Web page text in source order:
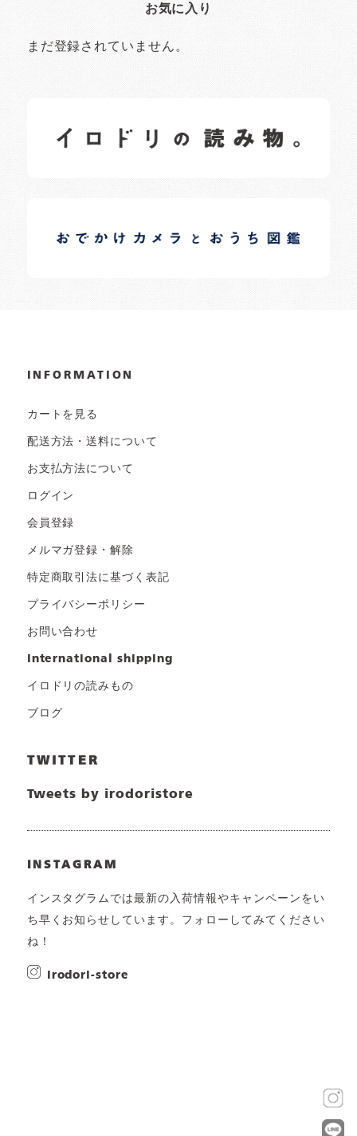
お気に入り
まだ登録されていません。
日常の様子など随時更新中です。
日常の様子など随時更新中です。
INFORMATION
カートを見る
配送方法・送料について
お支払方法について
ログイン
会員登録
メルマガ登録・解除
特定商取引法に基づく表記
プライバシーポリシー
お問い合わせ
international shipping
イロドリの読みもの
ブログ
TWITTER
Tweets by irodoristore
INSTAGRAM
インスタグラムでは最新の入荷情報やキャンペーンをい
ち早くお知らせしています。フォローしてみてください
ね！
irodori-store